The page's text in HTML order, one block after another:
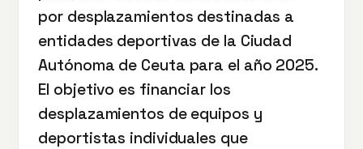
por desplazamientos destinadas a
entidades deportivas de la Ciudad
Autónoma de Ceuta para el año 2025.
El objetivo es financiar los
desplazamientos de equipos y
deportistas individuales que